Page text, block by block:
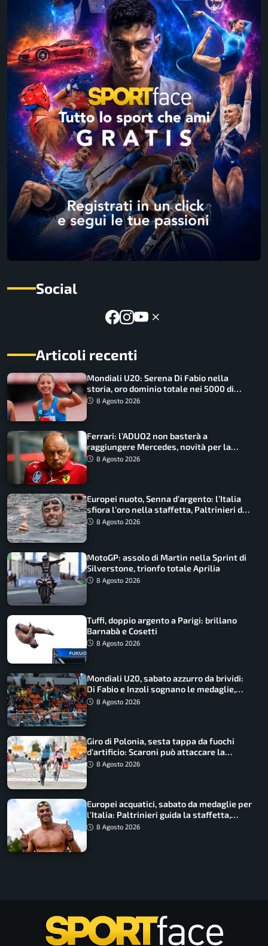
Social
Articoli recenti
Mondiali U20: Serena Di Fabio nella
storia, oro dominio totale nei 5000 di
marcia
8 Agosto 2026
Ferrari: l’ADUO2 non basterà a
raggiungere Mercedes, novità per la
Macarena
8 Agosto 2026
Europei nuoto, Senna d’argento: l’Italia
sfiora l’oro nella staffetta, Paltrinieri da
urlo, il bilancio azzurro
8 Agosto 2026
MotoGP: assolo di Martin nella Sprint di
Silverstone, trionfo totale Aprilia
8 Agosto 2026
Tuffi, doppio argento a Parigi: brillano
Barnabà e Cosetti
8 Agosto 2026
Mondiali U20, sabato azzurro da brividi:
Di Fabio e Inzoli sognano le medaglie,
Castellani e Succo in finale
8 Agosto 2026
Giro di Polonia, sesta tappa da fuochi
d’artificio: Scaroni può attaccare la
maglia di Lemmen
8 Agosto 2026
Europei acquatici, sabato da medaglie per
l’Italia: Paltrinieri guida la staffetta,
Barnabà sogna l’oro dalle grandi altezze
8 Agosto 2026